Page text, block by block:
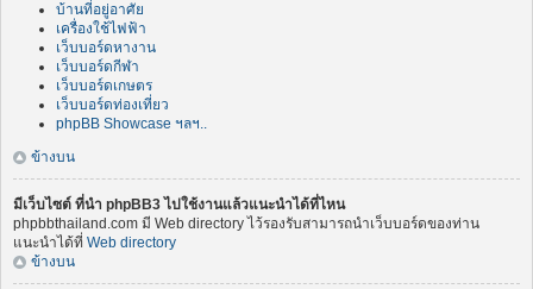
บ้านที่อยู่อาศัย
เครื่องใช้ไฟฟ้า
เว็บบอร์ดหางาน
เว็บบอร์ดกีฬา
เว็บบอร์ดเกษตร
เว็บบอร์ดท่องเที่ยว
phpBB Showcase ฯลฯ..
ข้างบน
มีเว็บไซต์ ที่นำ phpBB3 ไปใช้งานแล้วแนะนำได้ที่ไหน
phpbbthailand.com มี Web directory ไว้รองรับสามารถนำเว็บบอร์ดของท่าน
แนะนำได้ที่ Web directory
ข้างบน